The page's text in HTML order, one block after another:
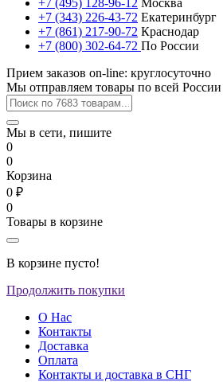
+7 (495) 128-96-12 Москва
+7 (343) 226-43-72 Екатеринбург
+7 (861) 217-90-72 Краснодар
+7 (800) 302-64-72 По России
Прием заказов on-line: круглосуточно
Мы отправляем товары по всей
Мы в сети, пишите
0
0
Корзина
0 ₽
0
Товары в корзине
В корзине пусто!
Продолжить покупки
О Нас
Контакты
Доставка
Оплата
Контакты и доставка в СНГ